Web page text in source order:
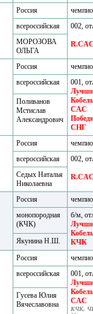
Россия
всероссийская
002,
МОРОЗОВА
ОЛЬГА
Россия
всероссийская
001,
Кобель
CAC
СНГ
Поливанов
Мстислав
Александрович
Россия
всероссийская
002,
Седых Наталья
Николаевна
Россия
монопородная
(КЧК)
б/м,
Кобель
КЧК
Якунина Н.Ш.
Россия
всероссийская
001,
CAC
КЧК,
Гусева Юлия
Вячеславовна